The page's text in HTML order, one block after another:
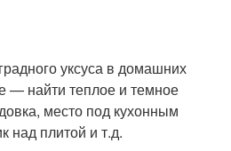
уксуса в домашних
— найти теплое и темное
место под кухонным
над плитой и т.д.